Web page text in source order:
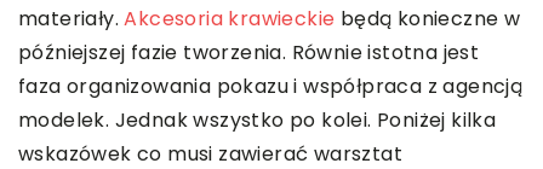
materiały.Akcesoria krawieckie będą konieczne w
późniejszej fazie tworzenia. Równie istotna jest
faza organizowania pokazu i współpraca z agencją
modelek. Jednak wszystko po kolei. Poniżej kilka
wskazówek co musi zawierać warsztat